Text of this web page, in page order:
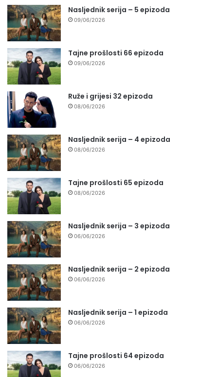
Nasljednik serija – 5 epizoda
09/06/2026
Tajne prošlosti 66 epizoda
09/06/2026
Ruže i grijesi 32 epizoda
08/06/2026
Nasljednik serija – 4 epizoda
08/06/2026
Tajne prošlosti 65 epizoda
08/06/2026
Nasljednik serija – 3 epizoda
06/06/2026
Nasljednik serija – 2 epizoda
06/06/2026
Nasljednik serija – 1 epizoda
06/06/2026
Tajne prošlosti 64 epizoda
06/06/2026